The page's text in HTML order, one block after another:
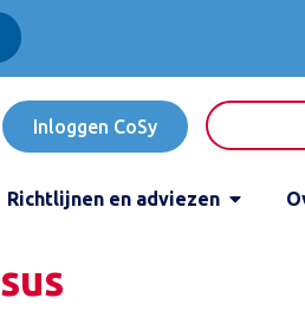
Inloggen CoSy
Richtlijnen en adviezen